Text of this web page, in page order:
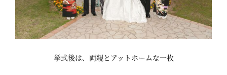
挙式後は、両親とアットホームな一枚